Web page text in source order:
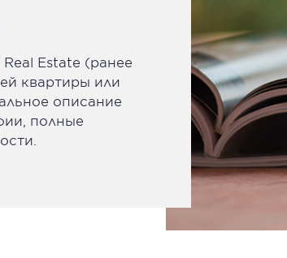
Estate (ранее
квартиры или
описание
полные